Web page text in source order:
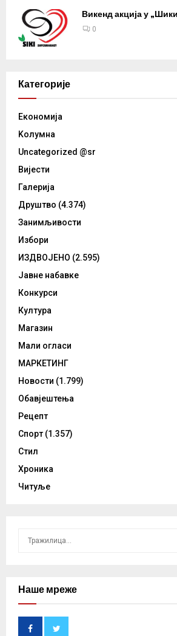
Викенд акција у
0
Категорије
Eкономија
Kолумнa
Uncategorized @sr
Вијести
Галерија
Друштво (4.374)
Занимљивости
Избори
ИЗДВОЈЕНО (2.595)
Јавне набавке
Конкурси
Култура
Магазин
Мали огласи
МАРКЕТИНГ
Новости (1.799)
Обавјештења
Рецепт
Спорт (1.357)
Стил
Хроника
Читуље
cНаше мреже